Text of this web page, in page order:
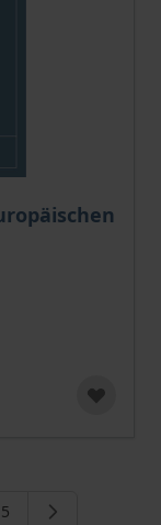
der
Seite
Seite
5